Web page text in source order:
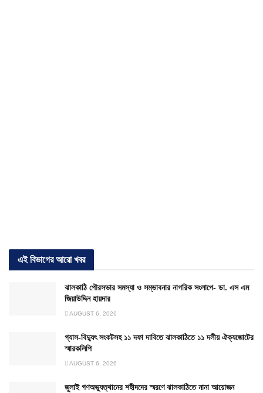
এই বিভাগের আরো খবর
ঝালকাঠি পৌরসভার সমস্যা ও সম্ভাবনার নাগরিক সংলাপে- ডা. এস এম
জিয়াউদ্দিন হায়দার
AUGUST 6, 2026
গ্যাস-বিদ্যুৎ সংকটসহ ১১ দফা দাবিতে ঝালকাঠিতে ১১ দলীয় ঐক্যজোটের
স্মারকলিপি
AUGUST 6, 2026
জুলাই গণঅভ্যুত্থানের শহীদদের স্মরণে ঝালকাঠিতে নানা আয়োজন